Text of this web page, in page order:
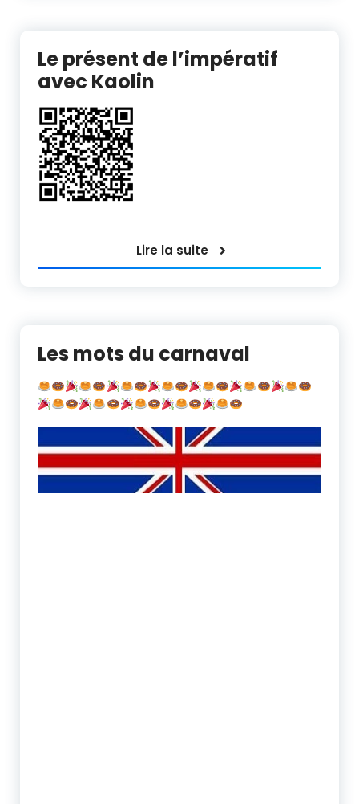
Le présent de l’impératif
avec Kaolin
Lire la suite
Les mots du carnaval